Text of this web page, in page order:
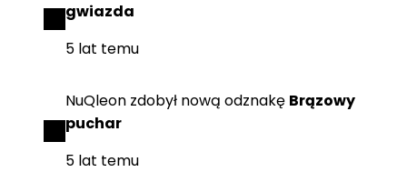
gwiazda
5 lat temu
NuQleon zdobył nową odznakę Brązowy
puchar
5 lat temu